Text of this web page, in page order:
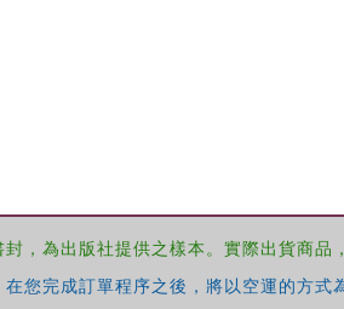
，為出版社提供之樣本。實際出貨商品
您完成訂單程序之後，將以空運的方